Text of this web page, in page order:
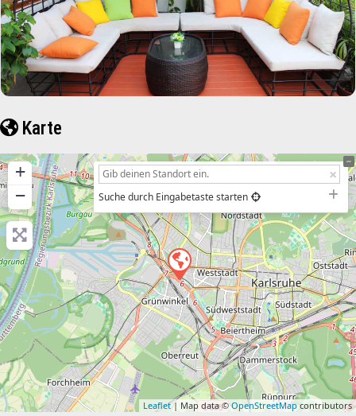
Karte
+
−
Suche durch Eingabetaste starten
Leaflet| Map data ©OpenStreetMapcontributors